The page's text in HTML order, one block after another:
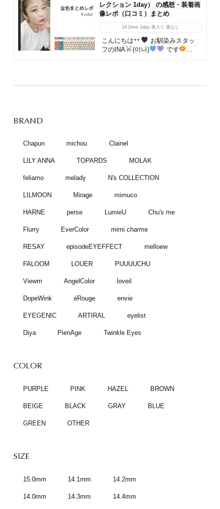
レクション 1day） の感想・装着画
像レポ（口コミ）まとめ
14.2mm 1day 度入り 度なし
こんにちは
お馴染みスタッ
フのINA
(이나) です
BRAND
Chapun michou Clainel
LILY ANNA TOPARDS MOLAK
feliamo melady N's COLLECTION
LILMOON Mirage mimuco
HARNE perse LumieU Chu's me
Flurry EverColor mimi charme
RESAY episodeEYEFFECT melloew
FALOOM LOUER PUUUUCHU
Viewm AngelColor loveil
DopeWink éRouge envie
EYEGENIC ARTIRAL eyelist
Diya PienAge Twinkle Eyes
COLOR
PURPLE PINK HAZEL BROWN
BEIGE BLACK GRAY BLUE
GREEN OTHER
SIZE
15.0mm 14.1mm 14.2mm
14.0mm 14.3mm 14.4mm